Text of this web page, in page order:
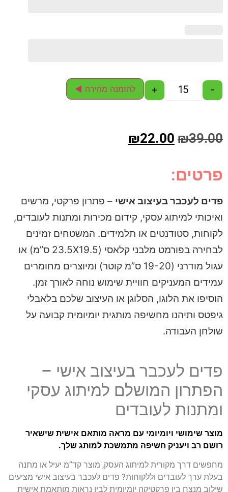
-
+ להזמנה מהירה ◄
₪39.00
₪22.00
פרטים:
פדים לעכבר בעיצוב אישי – פתרון פרקטי, מרשים
ואיכותי למיתוג עסקי, קידום מכירות ומתנות לעובדים,
לקוחות, סטודנטים או תלמידים. המשטחים זמינים
לבחירה בפורמט מלבני קלאסי (23.5X19.5 ס”מ) או
עגול מודרני (19-20 ס”מ קוטר) ומיוצרים מחומרים
עמידים המעניקים חוויית שימוש נוחה לאורך זמן.
הוסיפו את הלוגו, הסלוגן או העיצוב שלכם בלאבלי
גיפטס ותיהנו מחשיפה מותגית יומיומית קבועה על
שולחן העבודה.
פדים לעכבר בעיצוב אישי –
הפתרון המושלם למיתוג עסקי
ומתנות לעובדים
מוצר שימושי ויומיומי עם מראה מותאם אישית שישאיר
רושם רב ויעניק חשיפה מתמשכת למותג שלך.
מחפשים דרך מקורית למיתוג העסק, מוצר קד”מ יעיל או מתנה
בעלת ערך לעובדים וללקוחות? פדים לעכבר בעיצוב אישי מציעים
שילוב מנצח בין פרקטיקה יומיומית לבין נראות מותאמת אישית